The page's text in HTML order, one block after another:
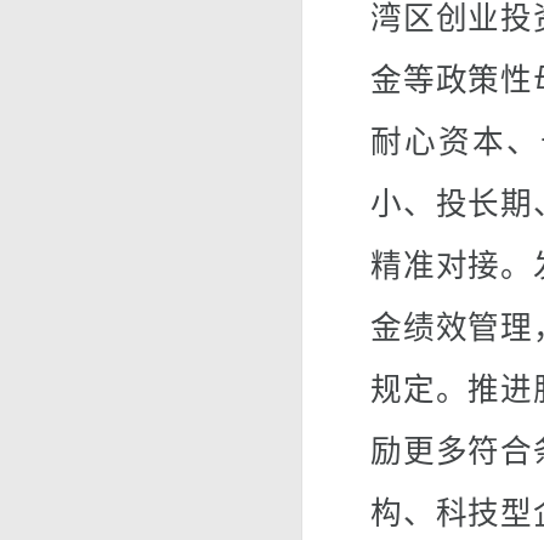
湾区创业投
金等政策性
耐心资本
小、投长期
精准对接。
金绩效管理
规定。推进
励更多符合
构、科技型